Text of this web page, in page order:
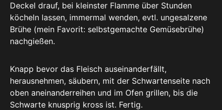
Deckel drauf, bei kleinster Flamme über Stunden
köcheln lassen, immermal wenden, evtl. ungesalzene
Brühe (mein Favorit: selbstgemachte Gemüsebrühe)
nachgießen.
Knapp bevor das Fleisch auseinanderfällt,
herausnehmen, säubern, mit der Schwartenseite nach
oben aneinanderreihen und im Ofen grillen, bis die
Schwarte knusprig kross ist. Fertig.